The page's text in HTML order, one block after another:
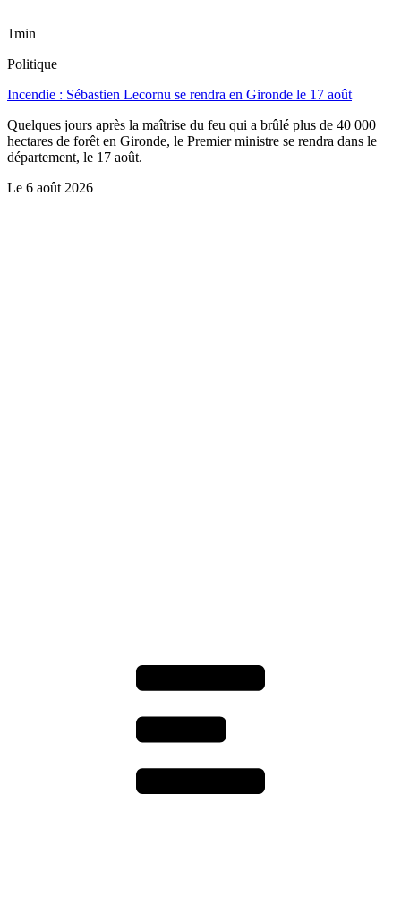
1min
Politique
Incendie : Sébastien Lecornu se rendra en Gironde le 17 août
Quelques jours après la maîtrise du feu qui a brûlé plus de 40 000
hectares de forêt en Gironde, le Premier ministre se rendra dans le
département, le 17 août.
Le 6 août 2026